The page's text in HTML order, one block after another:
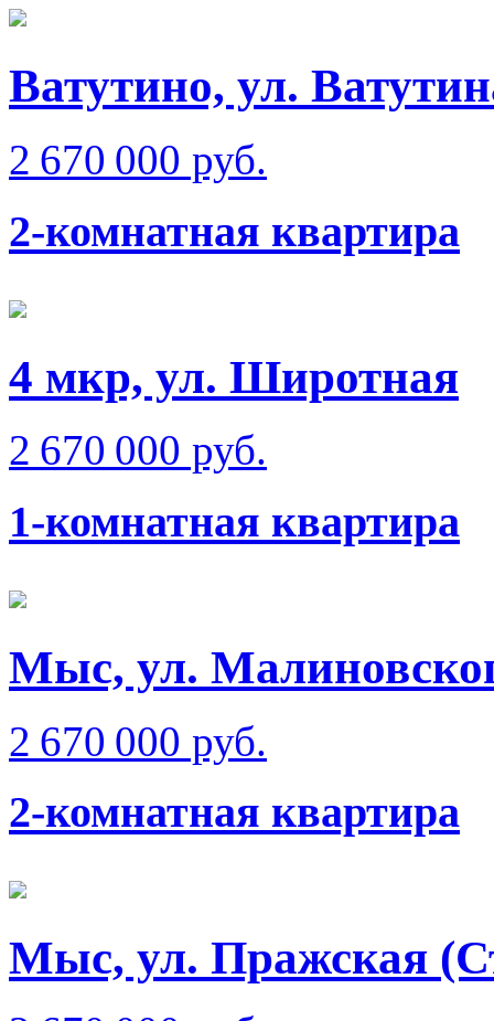
Ватутино, ул.
2 670 000 руб.
2-комнатная квартира
4 мкр, ул. Широтная
2 670 000 руб.
1-комнатная квартира
Мыс, ул.
2 670 000 руб.
2-комнатная квартира
Мыс, ул. Пражская